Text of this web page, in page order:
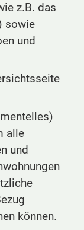
z.B. das
sowie
und
alle
und
können.